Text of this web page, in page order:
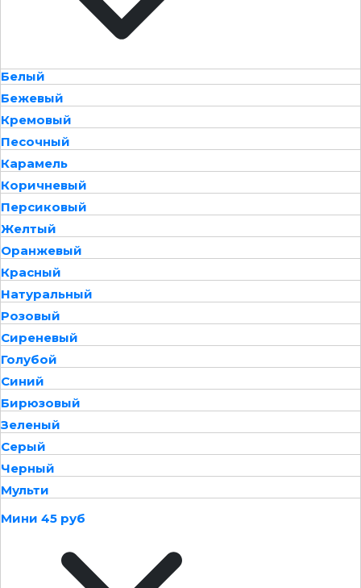
Белый
Бежевый
Кремовый
Песочный
Карамель
Коричневый
Персиковый
Желтый
Оранжевый
Красный
Натуральный
Розовый
Сиреневый
Голубой
Синий
Бирюзовый
Зеленый
Серый
Черный
Мульти
Мини 45 руб